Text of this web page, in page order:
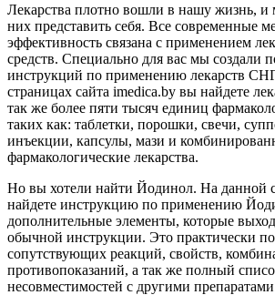
Лекарства плотно вошли в нашу жизнь,
них представить себя. Все современные
эффективность связана с применением
средств. Специально для вас мы создали
инструкций по применению лекарств
страницах сайта imedica.by вы найдете
так же более пяти тысяч единиц
таких как: таблетки, порошки, свечи,
инъекции, капсулы, мази и
фармакологические лекарства.
Но вы хотели найти Йодинол. На данной
найдете инструкцию по применению
дополнительные элементы, которые
обычной инструкции. Это практически
сопутствующих реакций, свойств,
противопоказаний, а так же полный
несовместимостей с другими